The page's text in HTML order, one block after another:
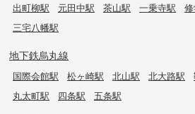
出町柳駅 元田中駅 茶山駅 一乗寺駅
三宅八幡駅
地下鉄烏丸線
国際会館駅 松ヶ崎駅 北山駅 北大路駅
丸太町駅
四条駅 五条駅